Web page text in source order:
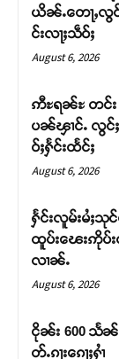
တ်ႇ တူဝ်
ယိၼ်ႉတေႃႇလွ
င်းလႃႈသဵဝ်ႈ
August 6, 2026
ဢီႊရၼ်ႊ တင်း
ပၼ်ၾၢင်ႉ လွင်ႈ
ဝ်ႈႁႅင်းထႅင်ႈ
August 6, 2026
ႁႅင်းလူမ်းမႆႈသု
ထူပ်းၽေးဢိုပ်း
လၢၼ်ႉ
August 6, 2026
ငိုၼ်း 600 သႅၼ်ပ
တ်ႉၵႃးၵေႃႈႁၢႆ